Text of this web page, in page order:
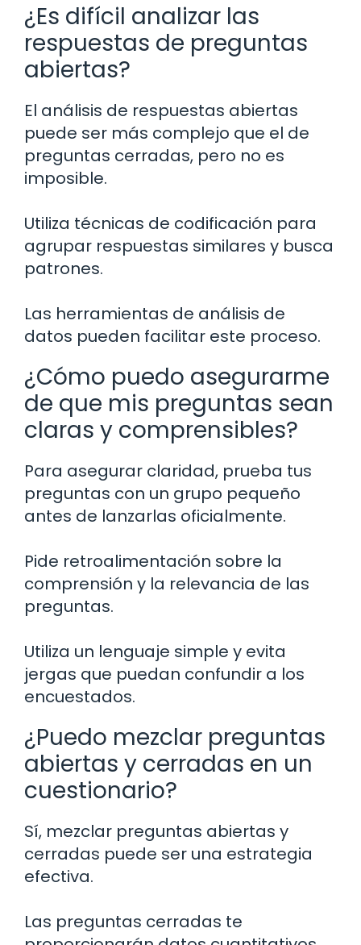
¿Es difícil analizar las
respuestas de preguntas
abiertas?
El análisis de respuestas abiertas
puede ser más complejo que el de
preguntas cerradas, pero no es
imposible.
Utiliza técnicas de codificación para
agrupar respuestas similares y busca
patrones.
Las herramientas de análisis de
datos pueden facilitar este proceso.
¿Cómo puedo asegurarme
de que mis preguntas sean
claras y comprensibles?
Para asegurar claridad, prueba tus
preguntas con un grupo pequeño
antes de lanzarlas oficialmente.
Pide retroalimentación sobre la
comprensión y la relevancia de las
preguntas.
Utiliza un lenguaje simple y evita
jergas que puedan confundir a los
encuestados.
¿Puedo mezclar preguntas
abiertas y cerradas en un
cuestionario?
Sí, mezclar preguntas abiertas y
cerradas puede ser una estrategia
efectiva.
Las preguntas cerradas te